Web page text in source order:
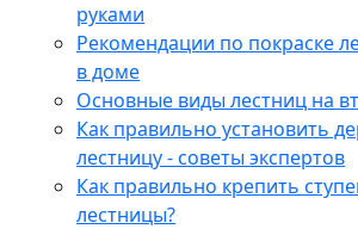
руками
Рекомендации по покраске
в доме
Основные виды лестниц на
Как правильно установить
лестницу - советы экспертов
Как правильно крепить
лестницы?